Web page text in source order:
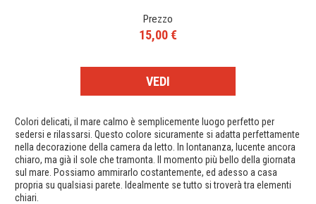
Prezzo
15,00 €
VEDI
Colori delicati, il mare calmo è semplicemente luogo perfetto per
sedersi e rilassarsi. Questo colore sicuramente si adatta perfettamente
nella decorazione della camera da letto. In lontananza, lucente ancora
chiaro, ma già il sole che tramonta. Il momento più bello della giornata
sul mare. Possiamo ammirarlo costantemente, ed adesso a casa
propria su qualsiasi parete. Idealmente se tutto si troverà tra elementi
chiari.